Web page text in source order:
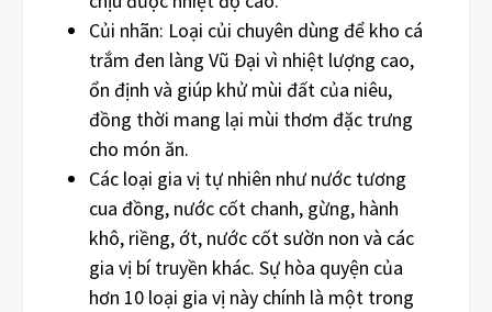
Củi nhãn: Loại củi chuyên dùng để kho cá
trắm đen làng Vũ Đại vì nhiệt lượng cao,
ổn định và giúp khử mùi đất của niêu,
đồng thời mang lại mùi thơm đặc trưng
cho món ăn.
Các loại gia vị tự nhiên như nước tương
cua đồng, nước cốt chanh, gừng, hành
khô, riềng, ớt, nước cốt sườn non và các
gia vị bí truyền khác. Sự hòa quyện của
hơn 10 loại gia vị này chính là một trong